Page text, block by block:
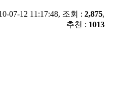
07-12 11:17:48, 조회 : 2,875,
추천 : 1013